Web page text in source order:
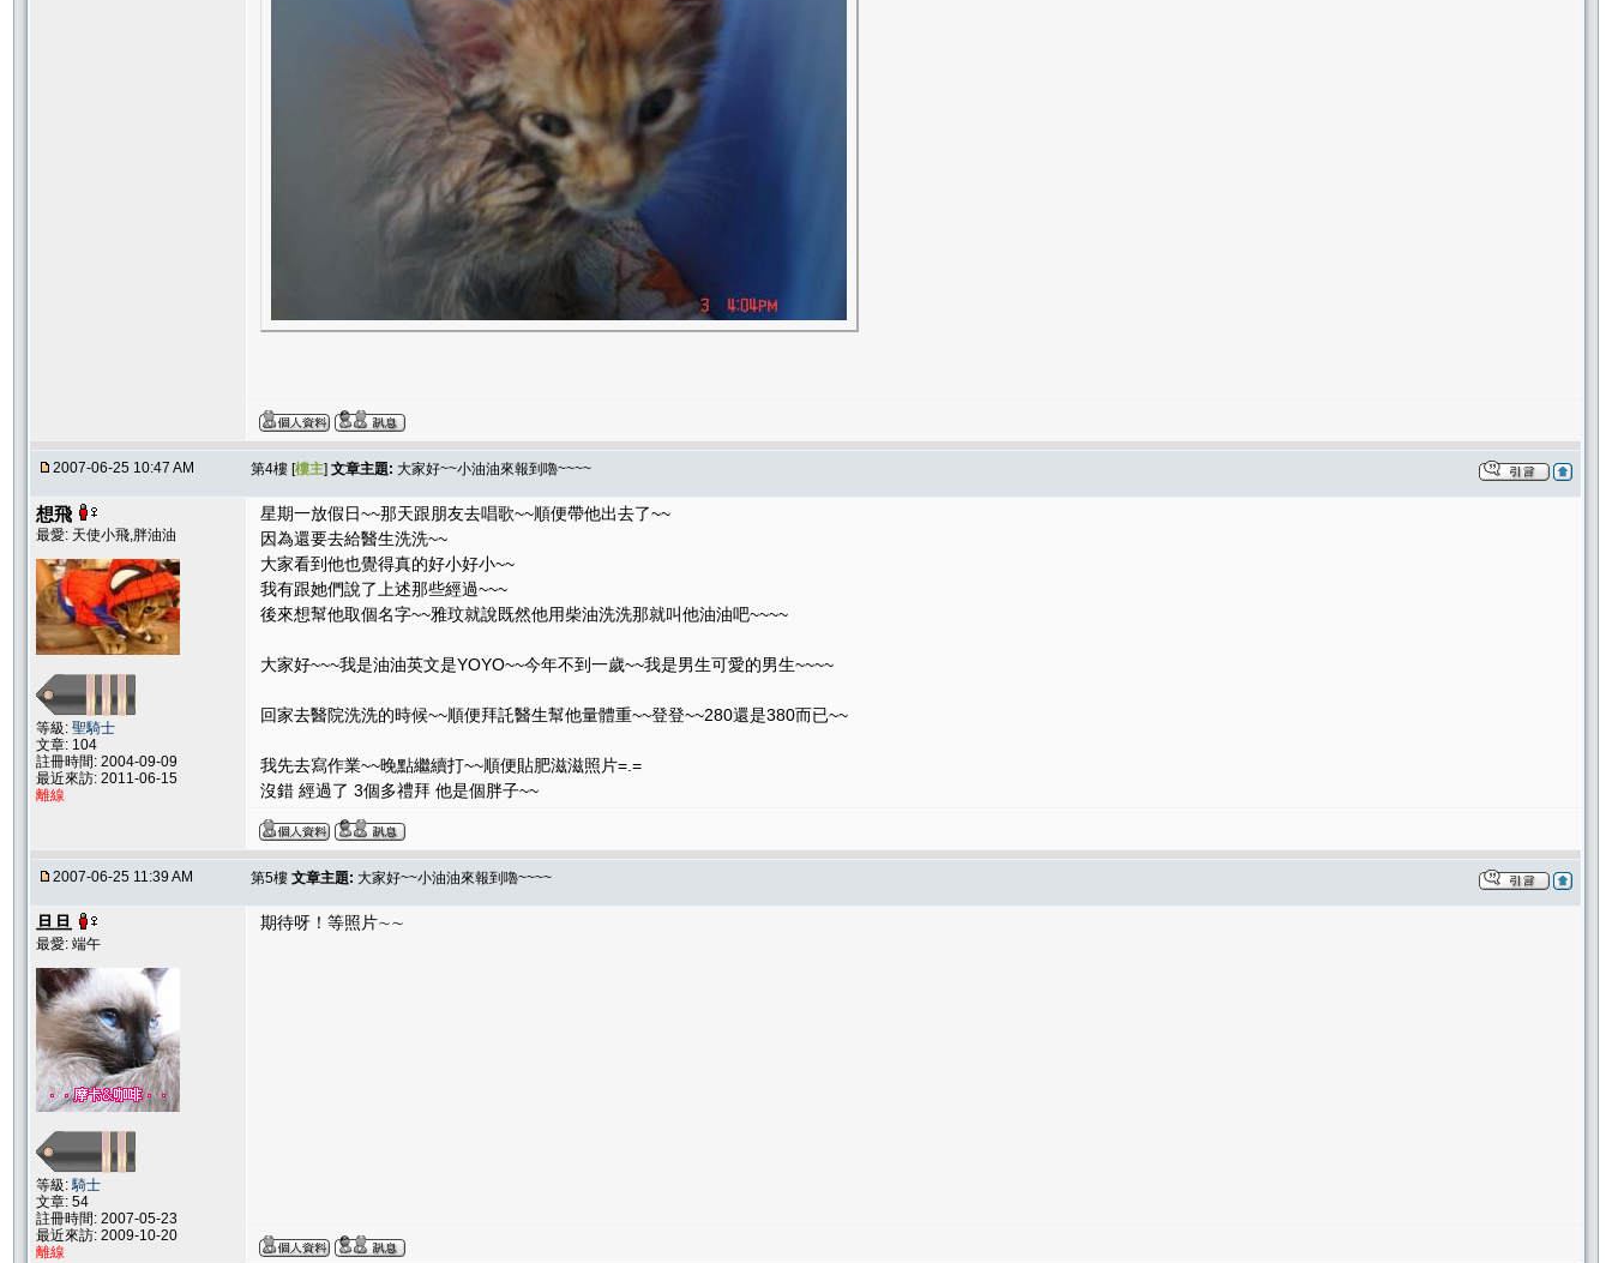
2007-06-25 10:47 AM 第4樓 [樓主] 文章主題: 大家好~~小油油來報到嚕~~~~
想飛
最愛: 天使小飛,胖油油
等級: 聖騎士
文章: 104
註冊時間: 2004-09-09
最近來訪: 2011-06-15
離線
星期一放假日~~那天跟朋友去唱歌~~順便帶他出去了~~
因為還要去給醫生洗洗~~
大家看到他也覺得真的好小好小~~
我有跟她們說了上述那些經過~~~
後來想幫他取個名字~~雅玟就說既然他用柴油洗洗那就叫他油油吧~~~~
大家好~~~我是油油英文是YOYO~~今年不到一歲~~我是男生可愛的男生~~~~
回家去醫院洗洗的時候~~順便拜託醫生幫他量體重~~登登~~280還是380而已~~
我先去寫作業~~晚點繼續打~~順便貼肥滋滋照片=.=
沒錯 經過了 3個多禮拜 他是個胖子~~
2007-06-25 11:39 AM 第5樓 文章主題: 大家好~~小油油來報到嚕~~~~
旦旦
最愛: 端午
等級:騎士
文章: 54
註冊時間: 2007-05-23
最近來訪: 2009-10-20
離線
期待呀！等照片∼∼